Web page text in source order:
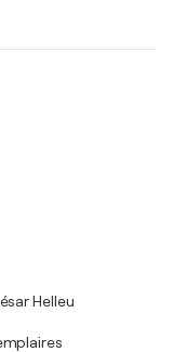
Helleu